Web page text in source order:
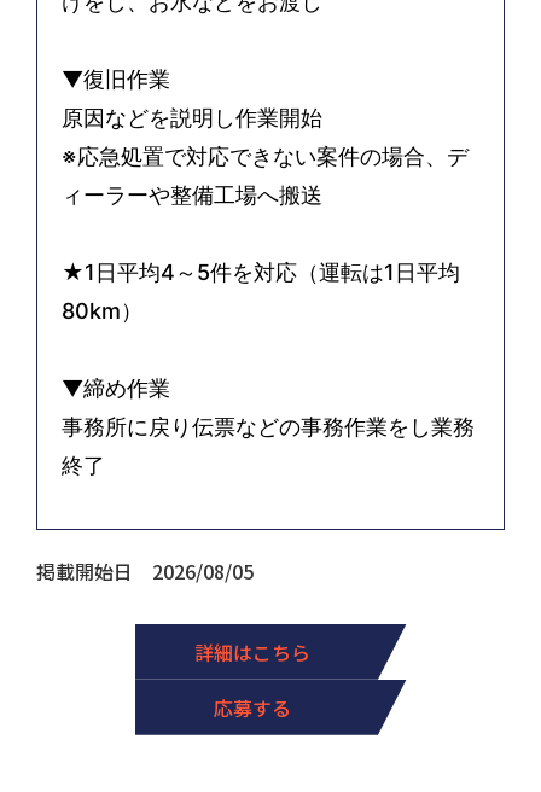
▼復旧作業
原因などを説明し作業開始
※応急処置で対応できない案件の場合、デ
ィーラーや整備工場へ搬送
★1日平均4～5件を対応（運転は1日平均
80km）
▼締め作業
事務所に戻り伝票などの事務作業をし業務
終了
掲載開始日 2026/08/05
詳細はこちら
応募する